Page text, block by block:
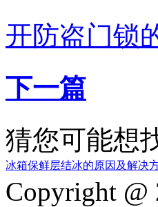
开防盗门锁
下一篇
猜您可能想
冰箱保鲜层结冰的原因及解决
Copyright